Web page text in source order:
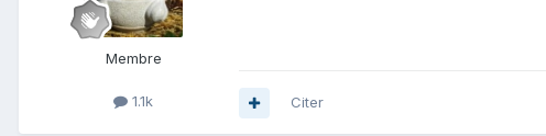
Membre
1.1k Citer